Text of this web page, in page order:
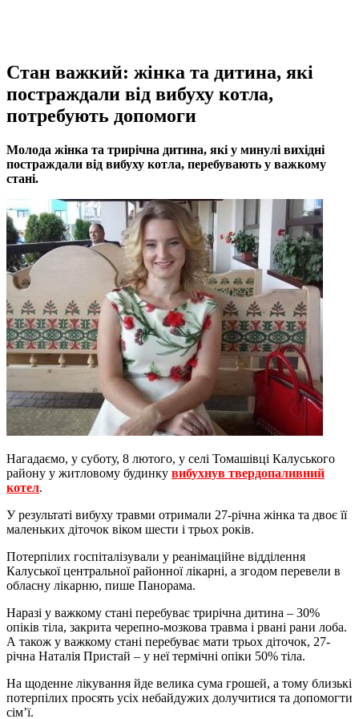
Стан важкий: жінка та дитина, які
постраждали від вибуху котла,
потребують допомоги
Молода жінка та трирічна дитина, які у минулі вихідні
постраждали від вибуху котла, перебувають у важкому
стані.
Нагадаємо, у суботу, 8 лютого, у селі Томашівці Калуського
району у житловому будинку вибухнув твердопаливний
котел.
У результаті вибуху травми отримали 27-річна жінка та двоє її
маленьких діточок віком шести і трьох років.
Потерпілих госпіталізували у реанімаційне відділення
Калуської центральної районної лікарні, а згодом перевели в
обласну лікарню, пише Панорама.
Наразі у важкому стані перебуває трирічна дитина – 30%
опіків тіла, закрита черепно-мозкова травма і рвані рани лоба.
А також у важкому стані перебуває мати трьох діточок, 27-
річна Наталія Пристай – у неї термічні опіки 50% тіла.
На щоденне лікування йде велика сума грошей, а тому близькі
потерпілих просять усіх небайдужих долучитися та допомогти
сім’ї.